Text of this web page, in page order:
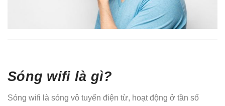
Sóng wifi là gì?
Sóng wifi là sóng vô tuyến điện từ, hoạt động ở tần số